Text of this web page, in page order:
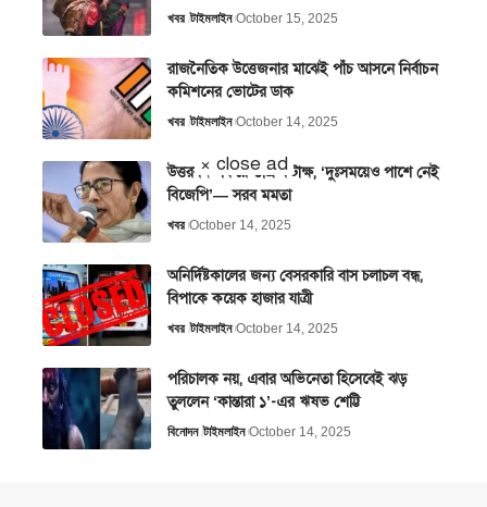
খবর টাইমলাইন October 15, 2025
রাজনৈতিক উত্তেজনার মাঝেই পাঁচ আসনে নির্বাচন
কমিশনের ভোটের ডাক
খবর টাইমলাইন October 14, 2025
উত্তরবঙ্গ সফরে তীব্র কটাক্ষ, ‘দুঃসময়েও পাশে নেই
বিজেপি’— সরব মমতা
খবর October 14, 2025
অনির্দিষ্টকালের জন্য বেসরকারি বাস চলাচল বন্ধ,
বিপাকে কয়েক হাজার যাত্রী
খবর টাইমলাইন October 14, 2025
পরিচালক নয়, এবার অভিনেতা হিসেবেই ঝড়
তুললেন ‘কান্তারা ১’-এর ঋষভ শেট্টি
বিনোদন টাইমলাইন October 14, 2025
× close ad